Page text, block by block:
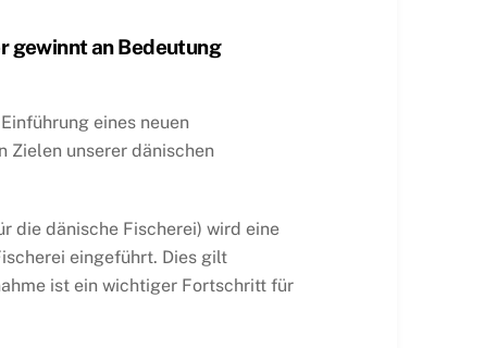
gewinnt an Bedeutung
eines neuen
Zielen unserer dänischen
die dänische Fischerei) wird eine
eingeführt. Dies gilt
ist ein wichtiger Fortschritt für